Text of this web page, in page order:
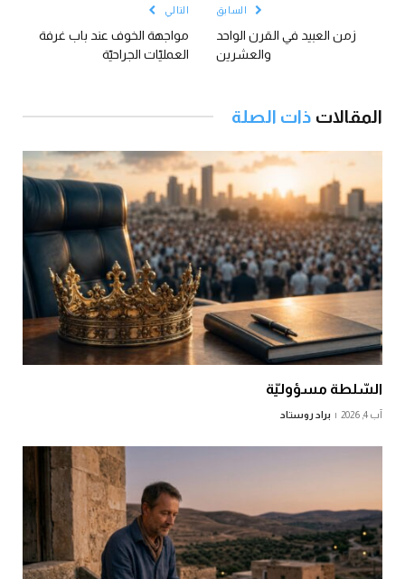
السابق
زمن العبيد في القرن الواحد
والعشرين
التالي
مواجهة الخوف عند باب غرفة
العمليّات الجراحيّة
المقالات ذات الصلة
السّلطة مسؤوليّة
آب 4, 2026 براد روستاد